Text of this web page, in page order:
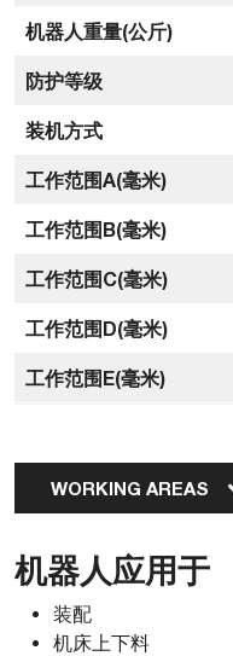
机器人重量(公斤)
防护等级
装机方式
工作范围A(毫米)
工作范围B(毫米)
工作范围C(毫米)
工作范围D(毫米)
工作范围E(毫米)
WORKING AREAS
机器人应用于
装配
机床上下料